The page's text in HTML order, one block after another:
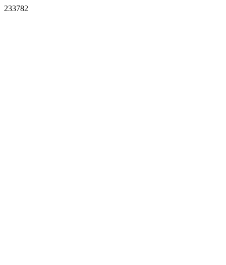
233782